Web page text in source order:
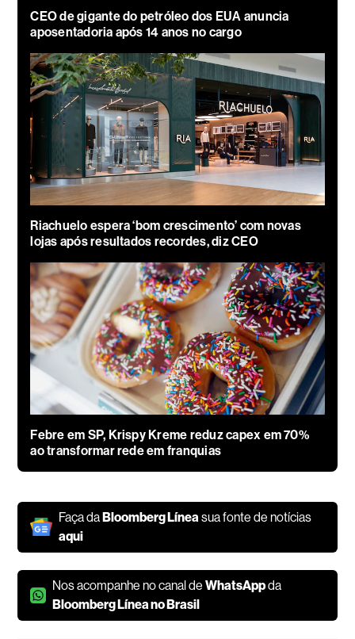
CEO de gigante do petróleo dos EUA anuncia
aposentadoria após 14 anos no cargo
Riachuelo espera ‘bom crescimento’ com novas
lojas após resultados recordes, diz CEO
Febre em SP, Krispy Kreme reduz capex em 70%
ao transformar rede em franquias
Faça daBloomberg Línea sua fonte de notícias
aqui
Nos acompanhe no canal deWhatsAppda
Bloomberg Línea no Brasil